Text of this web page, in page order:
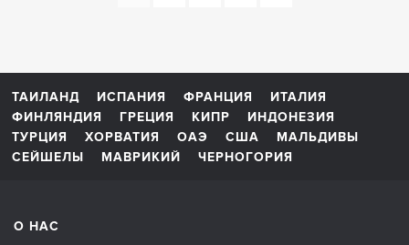
ТАИЛАНД ИСПАНИЯ ФРАНЦИЯ
ИТАЛИЯ
ФИНЛЯНДИЯ
ГРЕЦИЯ КИПР
ИНДОНЕЗИЯ
ТУРЦИЯ
ХОРВАТИЯ ОАЭ США
МАЛЬДИВЫ
СЕЙШЕЛЫ
МАВРИКИЙ ЧЕРНОГОРИЯ
О НАС